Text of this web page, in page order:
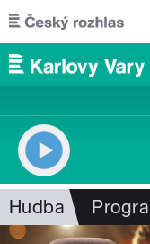
Přejít k hlavnímu
Hudba